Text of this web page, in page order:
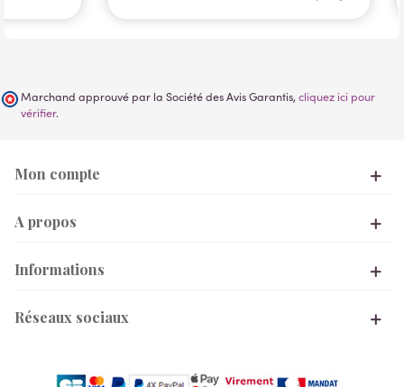
Marchand approuvé par la Société des Avis Garantis, cliquez ici pour
vérifier.
Mon compte
A propos
Informations
Réseaux sociaux